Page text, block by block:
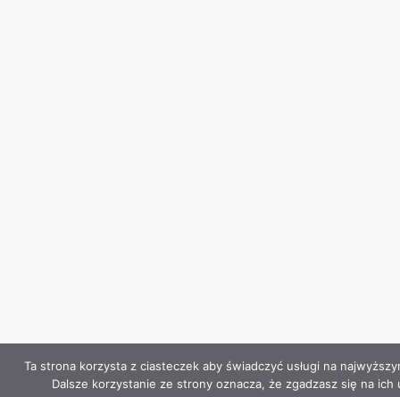
Ta strona korzysta z ciasteczek aby świadczyć usługi na
Dalsze korzystanie ze strony oznacza, że zgadzasz się na ich